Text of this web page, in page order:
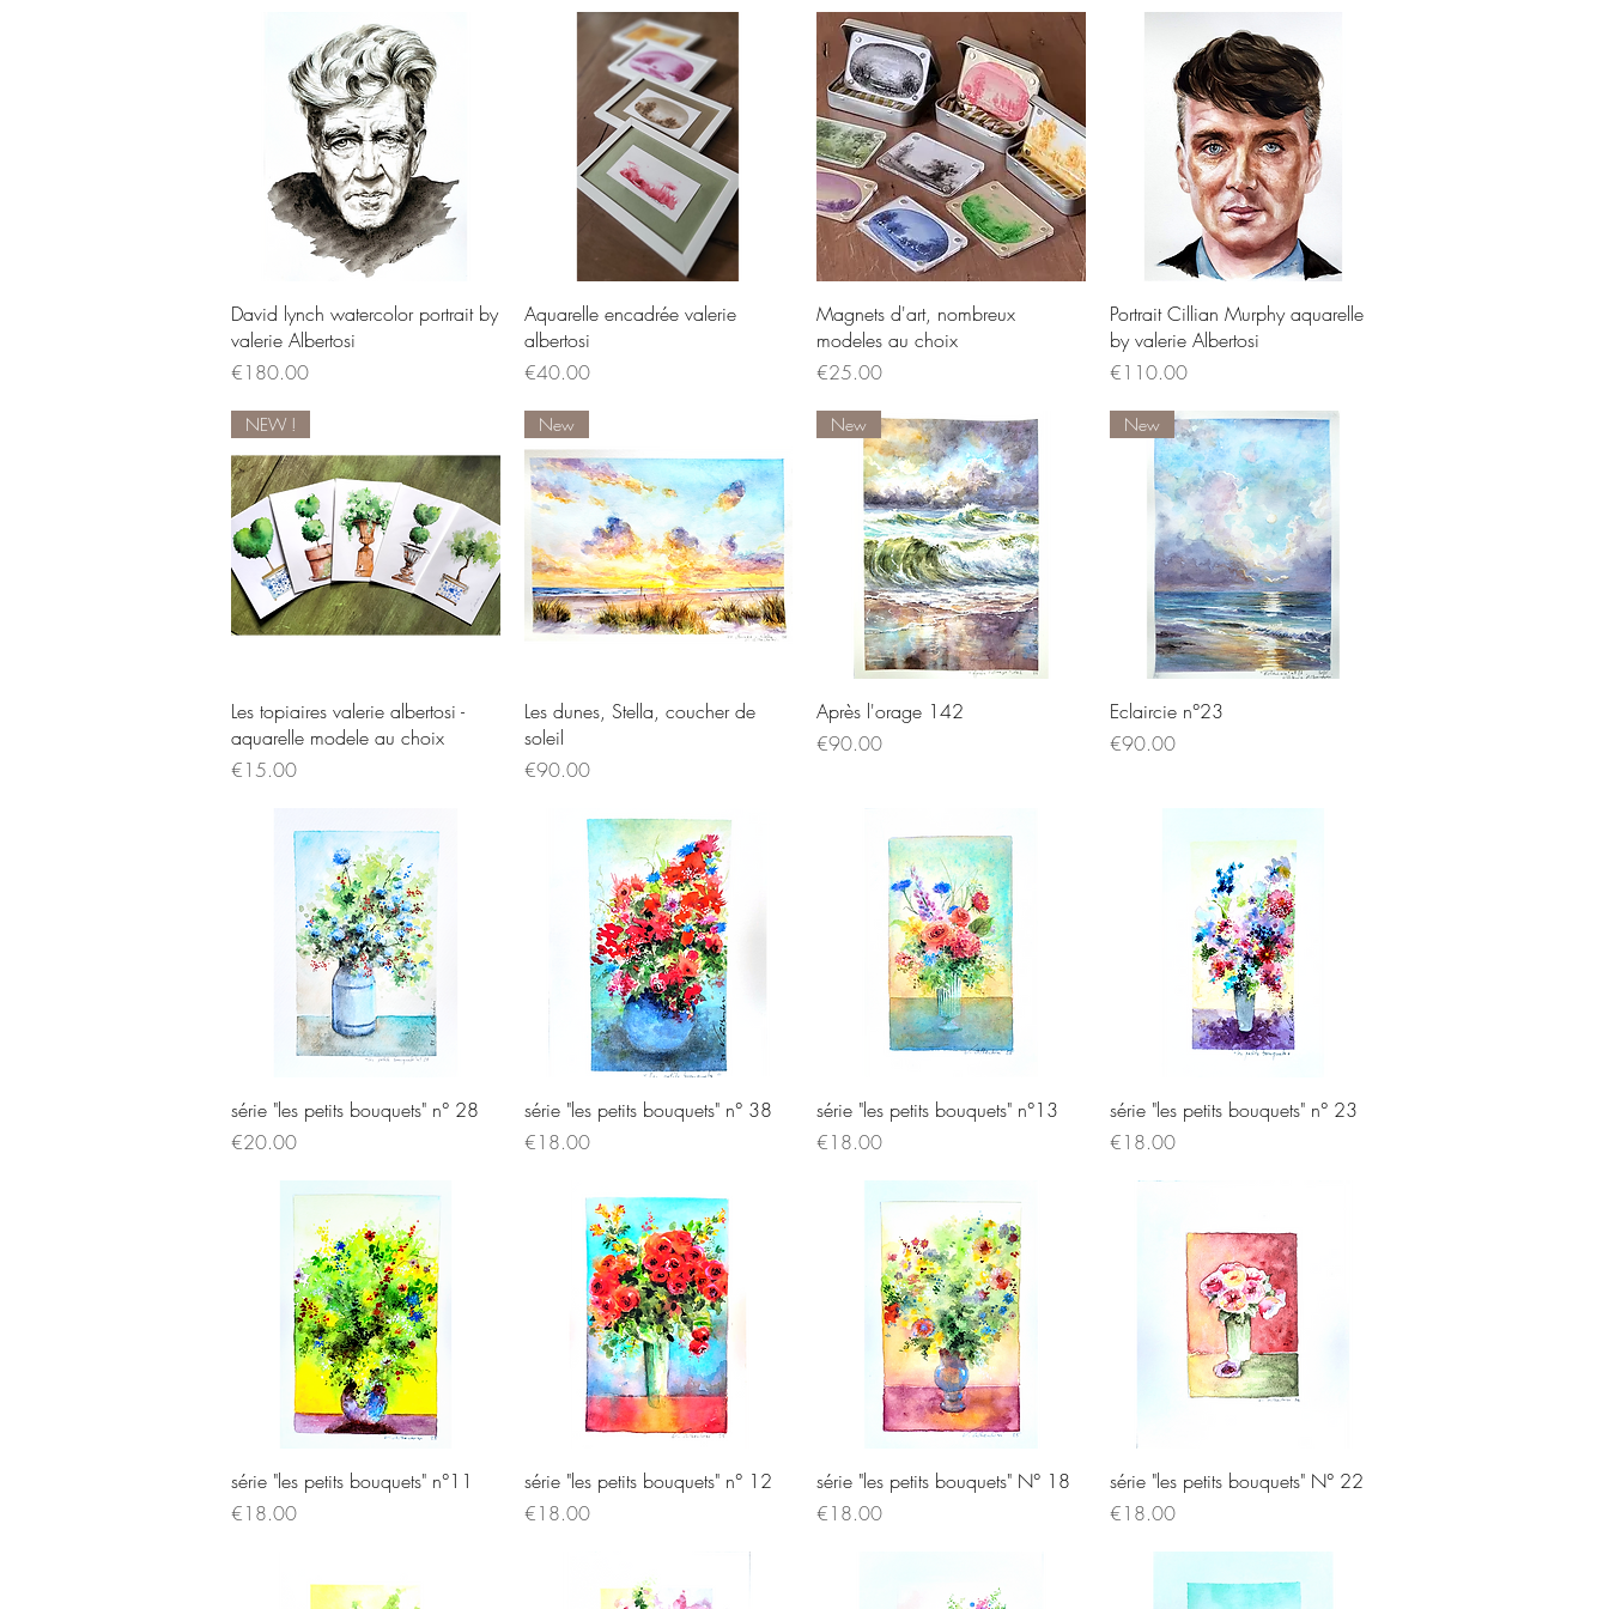
Quick View
David lynch watercolor portrait by
valerie Albertosi
Price
€180.00
Quick View
Aquarelle encadrée valerie
albertosi
Price
€40.00
Quick View
Magnets d'art, nombreux
modeles au choix
Price
€25.00
Quick View
Portrait Cillian Murphy aquarelle
by valerie Albertosi
Price
€110.00
Quick View
NEW !
Les topiaires valerie albertosi -
aquarelle modele au choix
Price
€15.00
Quick View
New
Les dunes, Stella, coucher de
soleil
Price
€90.00
Quick View
New
Après l'orage 142
Price
€90.00
Quick View
New
Eclaircie n°23
Price
€90.00
Quick View
série "les petits bouquets" n° 28
Price
€20.00
Quick View
série "les petits bouquets" n° 38
Price
€18.00
Quick View
série "les petits bouquets" n°13
Price
€18.00
Quick View
série "les petits bouquets" n° 23
Price
€18.00
Quick View
série "les petits bouquets" n°11
Price
€18.00
Quick View
série "les petits bouquets" n° 12
Price
€18.00
Quick View
série "les petits bouquets" N° 18
Price
€18.00
Quick View
série "les petits bouquets" N° 22
Price
€18.00